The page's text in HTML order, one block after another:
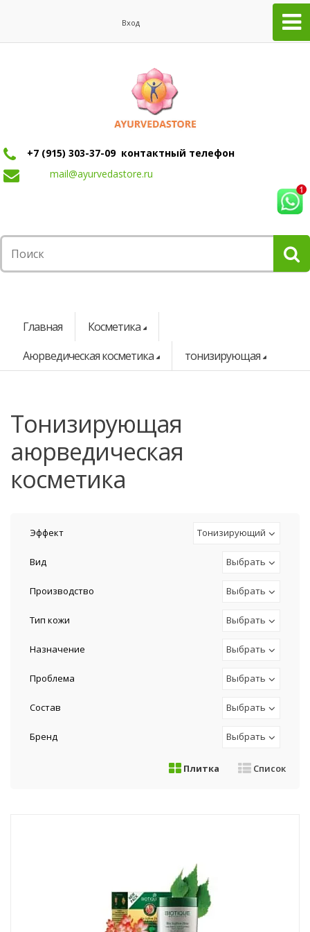
Вход
+7 (915) 303-37-09 контактный телефон
mail@ayurvedastore.ru
Главная
Косметика
Аюрведическая косметика
тонизирующая
тонизирующая
аюрведическая
косметика
Эффект Тонизирующий
Вид Выбрать
Производство Выбрать
Тип кожи Выбрать
Назначение Выбрать
Проблема Выбрать
Состав Выбрать
Бренд Выбрать
Плитка Список